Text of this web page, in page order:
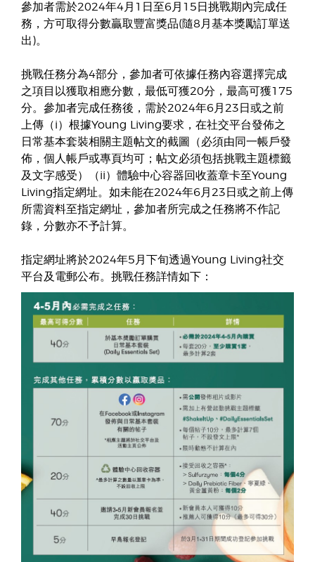
參加者需於2024年4月1日至6月15日挑戰期內完成任
務，方可取得分數贏取豐富獎品(隨8月基本獎勵訂單送
出)。
挑戰任務分為4部分，參加者可依據任務內容選擇完成
之項目以獲取相應分數，最低可獲20分，最高可獲175
分。參加者完成任務後，需於2024年6月23日或之前
上傳（i）根據Young Living要求，在社交平台發佈之
日常基本套裝相關主題帖文的截圖（必須由同一帳戶發
佈，個人帳戶或專頁均可；帖文必須包括挑戰主題標籤
及文字感受）（ii）體驗中心容器回收蓋章卡至Young
Living指定網址。如未能在2024年6月23日或之前上傳
所需資料至指定網址，參加者所完成之任務將不作記
錄，分數亦不予計算。
指定網址將於2024年5月下旬透過Young Living社交
平台及電郵公布。挑戰任務詳情如下：